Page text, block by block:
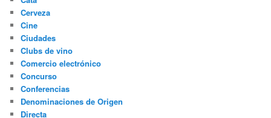
Cerveza
Cine
Ciudades
Clubs de vino
Comercio electrónico
Concurso
Conferencias
Denominaciones de Origen
Directa